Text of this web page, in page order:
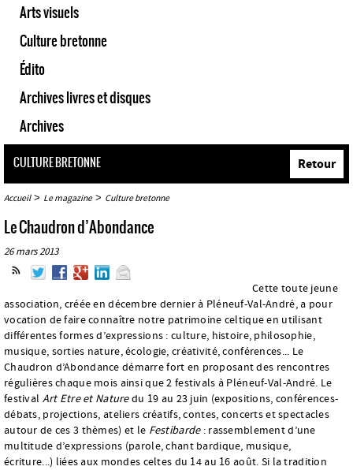
Arts visuels
Culture bretonne
Édito
Archives livres et disques
Archives
CULTURE BRETONNE
Accueil> Le magazine> Culture bretonne
Retour
Le Chaudron d’Abondance
26 mars 2013
Cette toute jeune
association, créée en décembre dernier à Pléneuf-Val-André, a pour
vocation de faire connaître notre patrimoine celtique en utilisant
différentes formes d’expressions : culture, histoire, philosophie,
musique, sorties nature, écologie, créativité, conférences... Le
Chaudron d’Abondance démarre fort en proposant des rencontres
régulières chaque mois ainsi que 2 festivals à Pléneuf-Val-André. Le
festival Art Etre et Naturedu 19 au 23 juin (expositions, conférences-
débats, projections, ateliers créatifs, contes, concerts et spectacles
autour de ces 3 thèmes) et le Festibarde: rassemblement d’une
multitude d’expressions (parole, chant bardique, musique,
écriture...) liées aux mondes celtes du 14 au 16 août. Si la tradition